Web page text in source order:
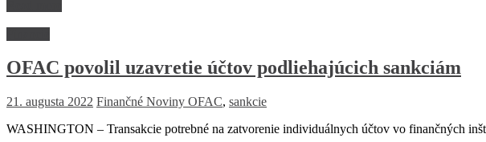
OFAC povolil uzavretie účtov podliehajúcich sankciám
21. augusta 2022 Finančné Noviny OFAC, sankcie
WASHINGTON – Transakcie potrebné na zatvorenie individuálnych účtov vo finančných